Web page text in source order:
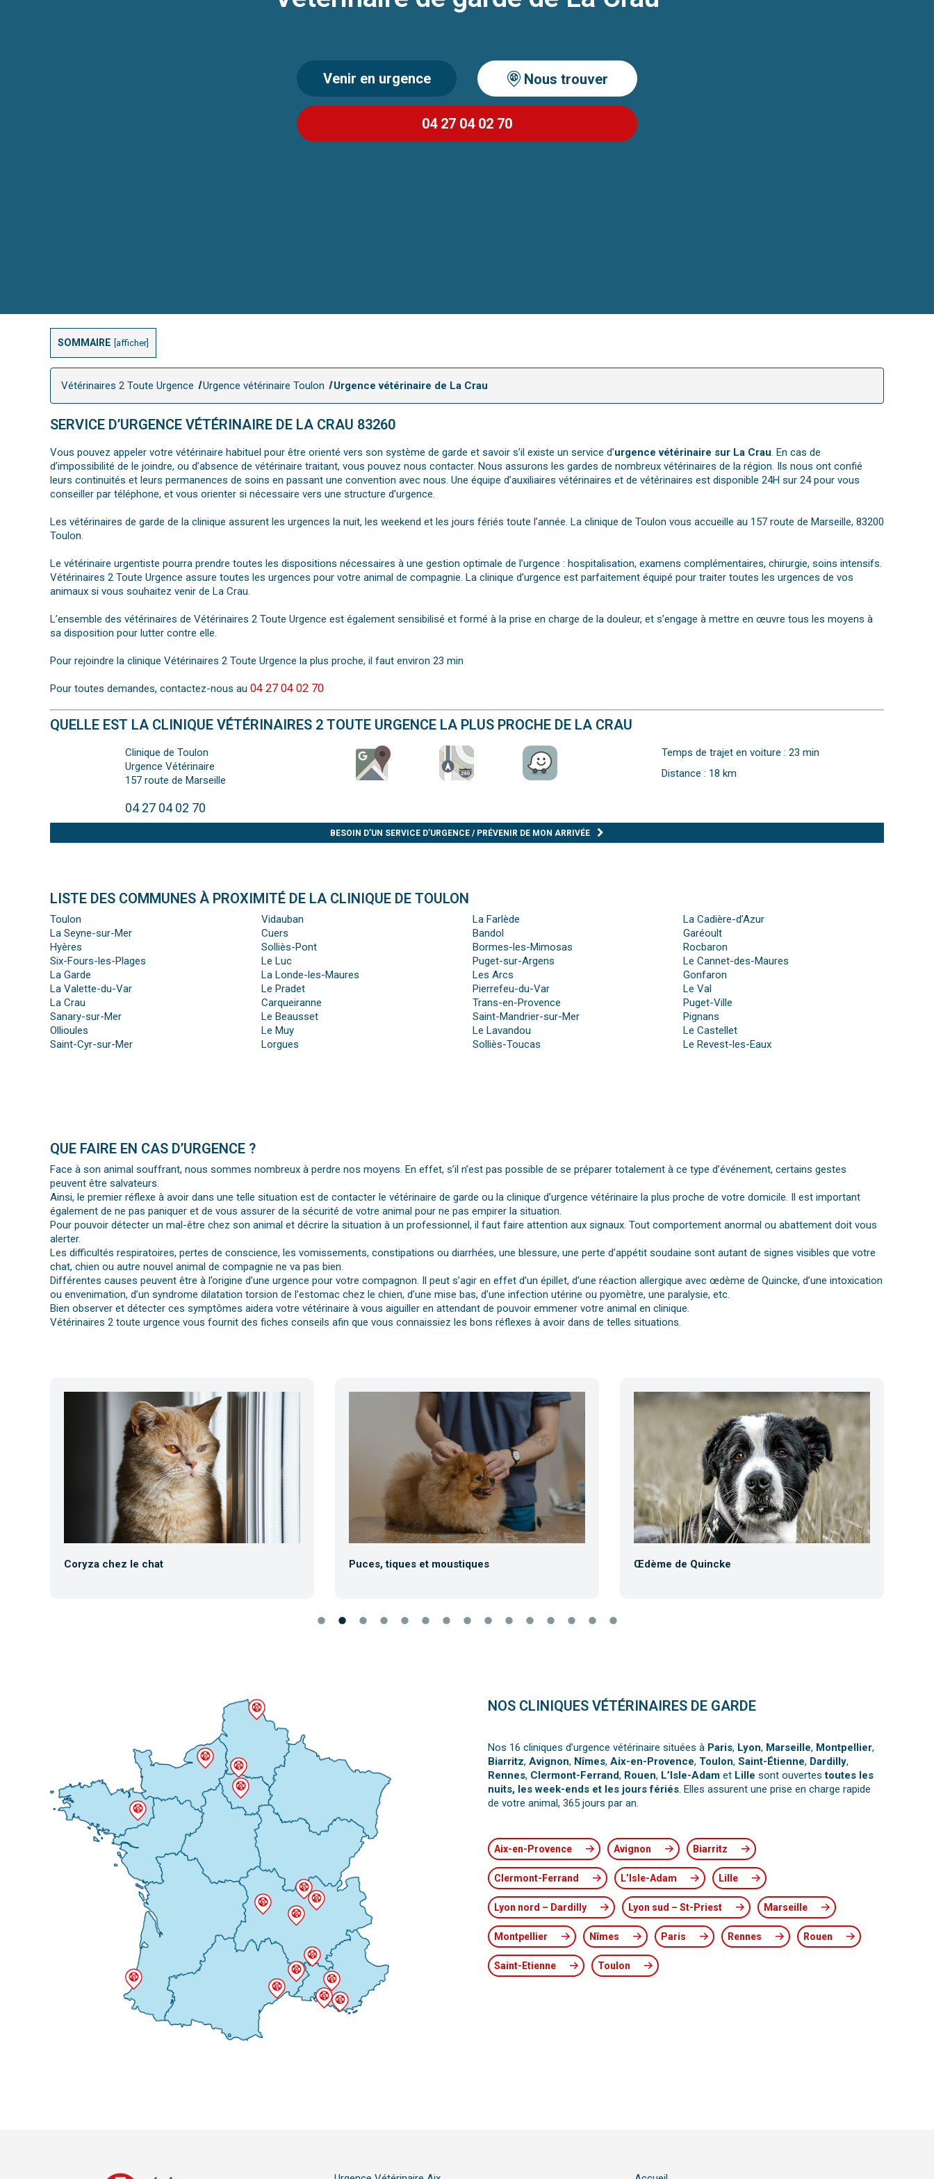
SOMMAIRE afficher
Venir en urgence
04 27 04 02 70
Nous trouver
Vétérinaires 2 Toute Urgence Urgence vétérinaire Toulon Urgence vétérinaire de La Crau
SERVICE D’URGENCE VÉTÉRINAIRE DE LA CRAU 83260
Vous pouvez appeler votre vétérinaire habituel pour être orienté vers son système de garde et savoir s’il existe un service d’urgence vétérinaire sur La Crau. En cas de
d’impossibilité de le joindre, ou d’absence de vétérinaire traitant, vous pouvez nous contacter. Nous assurons les gardes de nombreux vétérinaires de la région. Ils nous ont confié
leurs continuités et leurs permanences de soins en passant une convention avec nous. Une équipe d’auxiliaires vétérinaires et de vétérinaires est disponible 24H sur 24 pour vous
conseiller par téléphone, et vous orienter si nécessaire vers une structure d’urgence.
Les vétérinaires de garde de la clinique assurent les urgences la nuit, les weekend et les jours fériés toute l’année. La clinique de Toulon vous accueille au 157 route de Marseille, 83200
Toulon.
Le vétérinaire urgentiste pourra prendre toutes les dispositions nécessaires à une gestion optimale de l’urgence : hospitalisation, examens complémentaires, chirurgie, soins intensifs.
Vétérinaires 2 Toute Urgence assure toutes les urgences pour votre animal de compagnie. La clinique d’urgence est parfaitement équipé pour traiter toutes les urgences de vos
animaux si vous souhaitez venir de La Crau.
L’ensemble des vétérinaires de Vétérinaires 2 Toute Urgence est également sensibilisé et formé à la prise en charge de la douleur, et s’engage à mettre en œuvre tous les moyens à
sa disposition pour lutter contre elle.
Pour rejoindre la clinique Vétérinaires 2 Toute Urgence la plus proche, il faut environ 23 min
Pour toutes demandes, contactez-nous au 04 27 04 02 70
QUELLE EST LA CLINIQUE VÉTÉRINAIRES 2 TOUTE URGENCE LA PLUS PROCHE DE LA CRAU
Clinique de Toulon
Urgence Vétérinaire
157 route de Marseille
04 27 04 02 70
Temps de trajet en voiture : 23 min
Distance : 18 km
BESOIN D’UN SERVICE D’URGENCE / PRÉVENIR DE MON ARRIVÉE
LISTE DES COMMUNES À PROXIMITÉ DE LA CLINIQUE DE TOULON
Toulon
La Seyne-sur-Mer
Hyères
Six-Fours-les-Plages
La Garde
La Valette-du-Var
La Crau
Sanary-sur-Mer
Ollioules
Saint-Cyr-sur-Mer
Vidauban
Cuers
Solliès-Pont
Le Luc
La Londe-les-Maures
Le Pradet
Carqueiranne
Le Beausset
Le Muy
Lorgues
La Farlède
Bandol
Bormes-les-Mimosas
Puget-sur-Argens
Les Arcs
Pierrefeu-du-Var
Trans-en-Provence
Saint-Mandrier-sur-Mer
Le Lavandou
Solliès-Toucas
La Cadière-d’Azur
Garéoult
Rocbaron
Le Cannet-des-Maures
Gonfaron
Le Val
Puget-Ville
Pignans
Le Castellet
Le Revest-les-Eaux
QUE FAIRE EN CAS D’URGENCE ?
Face à son animal souffrant, nous sommes nombreux à perdre nos moyens. En effet, s’il n’est pas possible de se préparer totalement à ce type d’événement, certains gestes
peuvent être salvateurs.
Ainsi, le premier réflexe à avoir dans une telle situation est de contacter le vétérinaire de garde ou la clinique d’urgence vétérinaire la plus proche de votre domicile. Il est important
également de ne pas paniquer et de vous assurer de la sécurité de votre animal pour ne pas empirer la situation.
Pour pouvoir détecter un mal-être chez son animal et décrire la situation à un professionnel, il faut faire attention aux signaux. Tout comportement anormal ou abattement doit vous
alerter.
Les difficultés respiratoires, pertes de conscience, les vomissements, constipations ou diarrhées, une blessure, une perte d’appétit soudaine sont autant de signes visibles que votre
chat, chien ou autre nouvel animal de compagnie ne va pas bien.
Différentes causes peuvent être à l’origine d’une urgence pour votre compagnon. Il peut s’agir en effet d’un épillet, d’une réaction allergique avec œdème de Quincke, d’une intoxication
ou envenimation, d’un syndrome dilatation torsion de l’estomac chez le chien, d’une mise bas, d’une infection utérine ou pyomètre, une paralysie, etc.
Bien observer et détecter ces symptômes aidera votre vétérinaire à vous aiguiller en attendant de pouvoir emmener votre animal en clinique.
Vétérinaires 2 toute urgence vous fournit des fiches conseils afin que vous connaissiez les bons réflexes à avoir dans de telles situations.
Coryza chez le chat Puces, tiques et moustiques Œdème de Quincke
NOS CLINIQUES VÉTÉRINAIRES DE GARDE
Nos 16 cliniques d’urgence vétérinaire situées à Paris, Lyon, Marseille, Montpellier,
Biarritz, Avignon, Nîmes, Aix-en-Provence, Toulon, Saint-Étienne, Dardilly,
Rennes, Clermont-Ferrand, Rouen, L’Isle-Adam et Lille sont ouvertestoutes les
nuits, les week-ends et les jours fériés. Elles assurent une prise en charge rapide
de votre animal, 365 jours par an.
Aix-en-Provence Avignon Biarritz
Clermont-Ferrand L’Isle-Adam Lille
Lyon nord – Dardilly Lyon sud – St-Priest Marseille
Montpellier Nîmes Paris Rennes Rouen
Saint-Etienne Toulon